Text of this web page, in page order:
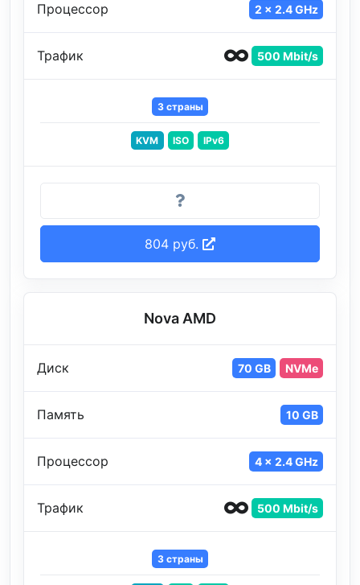
Процессор 2 x 2.4 GHz
Трафик 500 Mbit/s
3 страны
KVM ISO IPv6
804 руб.
Nova AMD
Диск 70 GB NVMe
Память 10 GB
Процессор 4 x 2.4 GHz
Трафик 500 Mbit/s
3 страны